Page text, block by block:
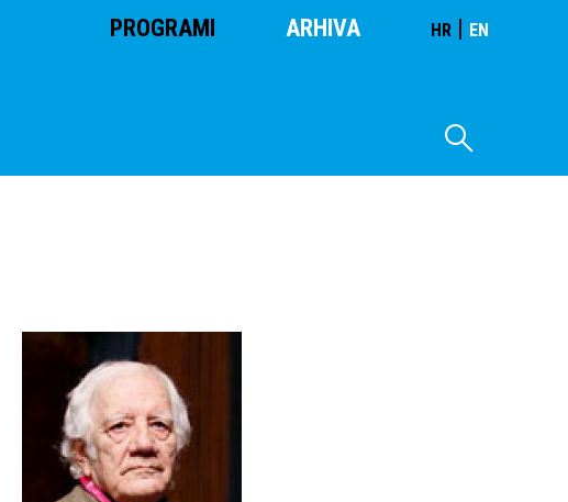
PROGRAMI ARHIVA HR | EN